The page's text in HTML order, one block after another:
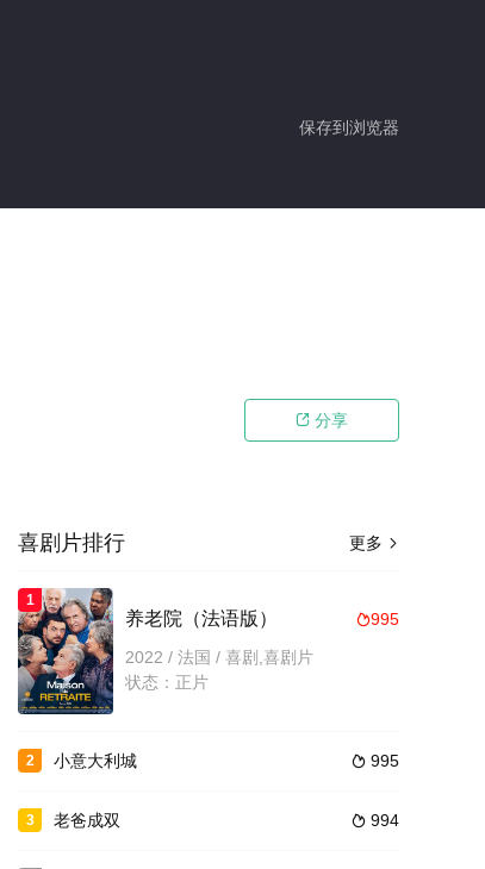
保存到浏览器
 分享
更多 
喜剧片排行
1
995
养老院（法语版）
2022 / 法国 / 喜剧,喜剧片
状态：正片
2  995
小意大利城
3  994
老爸成双